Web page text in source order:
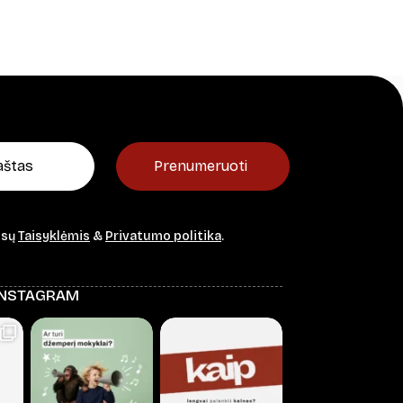
Prenumeruoti
Taisyklėmis & Privatumo politika.